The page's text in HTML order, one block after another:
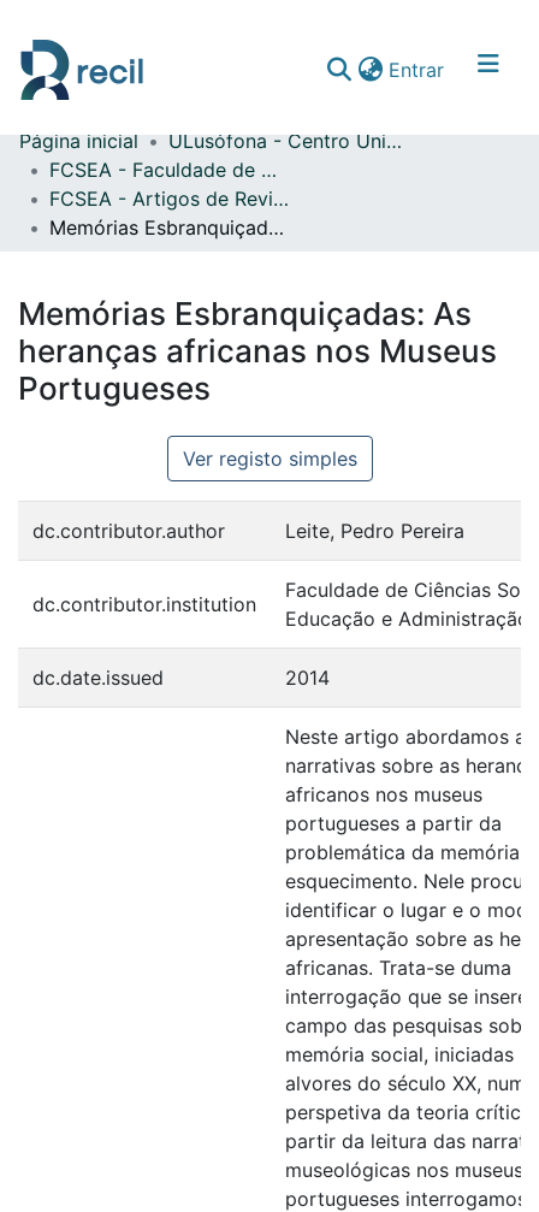
Entrar(current)
Comunidades & Coleções
Percorrer repositório
Página inicial
ULusófona - Centro Universitário de Lisboa
FCSEA - Faculdade de Ciências Sociais, Educação e Administração
FCSEA - Artigos de Revistas Internacionais com Arbitragem Científica
Memórias Esbranquiçadas: As heranças africanas nos Museus Portugueses
Memórias Esbranquiçadas: As
heranças africanas nos Museus
Portugueses
Ver registo simples
dc.contributor.author Leite, Pedro Pereira
dc.contributor.institution
Faculdade de Ciências
Educação e Administração
dc.date.issued 2014
Neste artigo abordamos as
narrativas sobre as
africanos nos museus
portugueses a partir da
problemática da memória
esquecimento. Nele
identificar o lugar e o
apresentação sobre as
africanas. Trata-se duma
interrogação que se insere
campo das pesquisas
memória social, iniciadas
alvores do século XX, numa
perspetiva da teoria
partir da leitura das
museológicas nos museus
portugueses interrogamos